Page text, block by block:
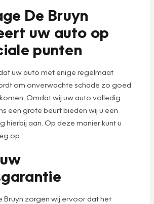
De Bruyn
uw auto op
punten
uw auto met enige regelmaat
om onverwachte schade zo goed
Omdat wij uw auto volledig
een grote beurt bieden wij u een
hierbij aan. Op deze manier kunt u
op.
Bruyn zorgen wij ervoor dat het